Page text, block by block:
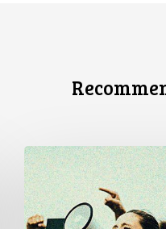
ACLC
:
La
police